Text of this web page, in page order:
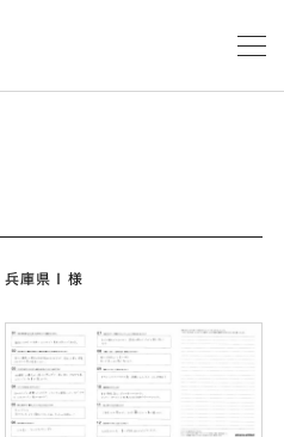
メ
兵庫県Ｉ様